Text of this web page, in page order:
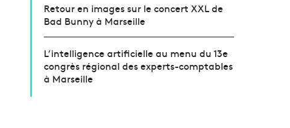
Retour en images sur le concert XXL de
Bad Bunny à Marseille
L’intelligence artificielle au menu du 13e
congrès régional des experts-comptables
à Marseille